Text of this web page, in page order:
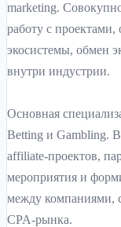
marketing.
работу с
экосистемы, обмен
внутри индустрии.
Основная
Betting и Gambling.
affiliate-проектов,
мероприятия и
между компаниями,
CPA-рынка.